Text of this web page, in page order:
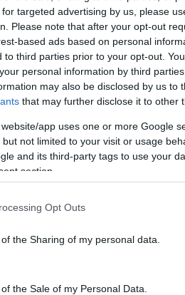
targeted advertising by us, please
Please note that after your opt-out
based ads based on personal
to third parties prior to your opt-out.
personal information by third
may also be disclosed by us to
that may further disclose it to other
app uses one or more Google
not limited to your visit or usage
and its third-party tags to use your
section.
Opt Outs
the Sharing of my personal data.
the Sale of my Personal Data.
και